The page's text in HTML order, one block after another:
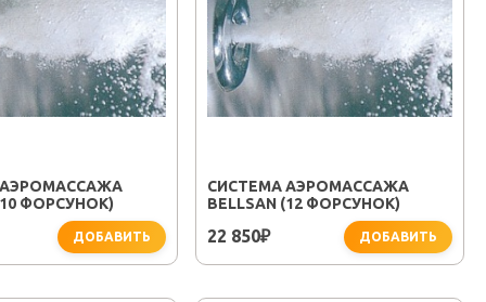
ФОРСУНОК)
ДОБАВИТЬ
СИСТЕМА АЭРОМАССАЖА
BELLSAN (12 ФОРСУНОК)
22 850₽ ДОБАВИТЬ